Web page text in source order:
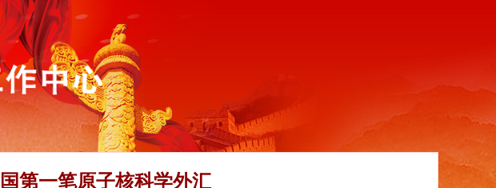
第一笔原子核科学外汇